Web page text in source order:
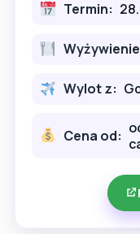
Termin:
Wylot z:
Cena od: